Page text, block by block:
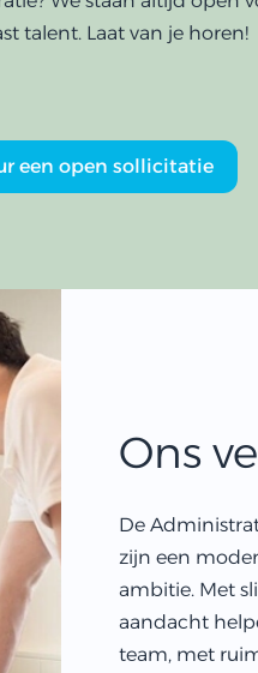
talent. Laat van je horen!
een open sollicitatie
Ons
De
zijn een
ambitie. Met
aandacht
team, met